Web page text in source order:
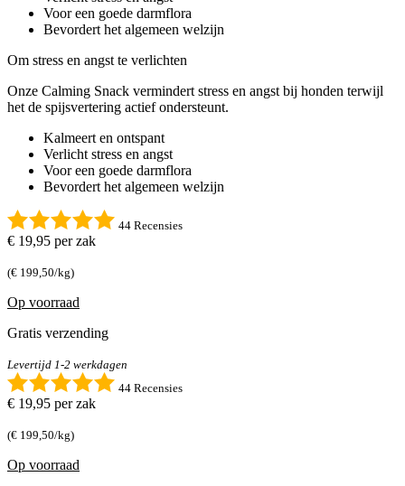
Voor een goede darmflora
Bevordert het algemeen welzijn
Om stress en angst te verlichten
Onze Calming Snack vermindert stress en angst bij honden terwijl
het de spijsvertering actief ondersteunt.
Kalmeert en ontspant
Verlicht stress en angst
Voor een goede darmflora
Bevordert het algemeen welzijn
44 Recensies
€ 19,95 per zak
(€ 199,50/kg)
Op voorraad
Gratis verzending
Levertijd 1-2 werkdagen
44 Recensies
€ 19,95 per zak
(€ 199,50/kg)
Op voorraad